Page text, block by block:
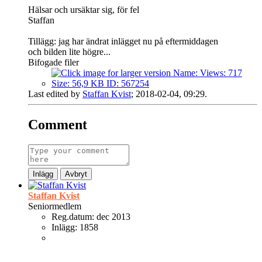
Hälsar och ursäktar sig, för fel
Staffan
Tillägg: jag har ändrat inlägget nu på eftermiddagen
och bilden lite högre...
Bifogade filer
Last edited by Staffan Kvist; 2018-02-04, 09:29.
Comment
Inlägg Avbryt
Staffan Kvist
Seniormedlem
Reg.datum: dec 2013
Inlägg: 1858